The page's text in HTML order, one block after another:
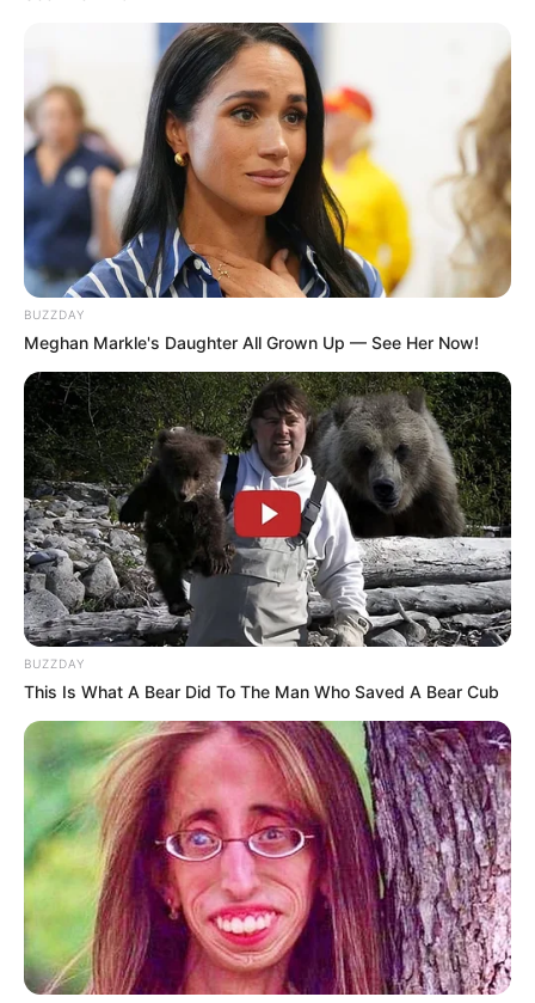
BUZZDAY
Meghan Markle's Daughter All Grown Up — See Her Now!
BUZZDAY
This Is What A Bear Did To The Man Who Saved A Bear Cub